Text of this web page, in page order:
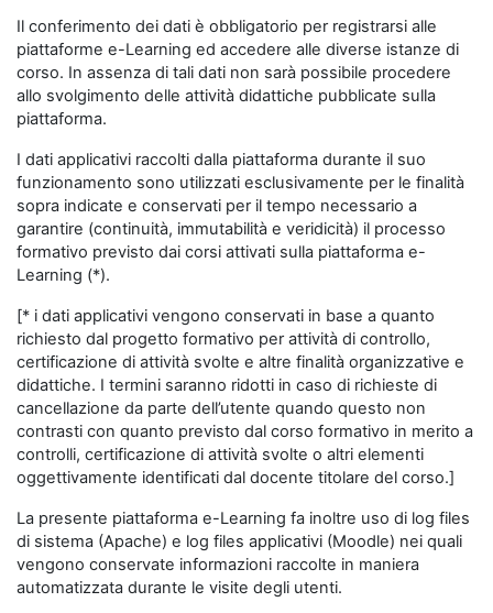
Il conferimento dei dati è obbligatorio per registrarsi alle
piattaforme e-Learning ed accedere alle diverse istanze di
corso. In assenza di tali dati non sarà possibile procedere
allo svolgimento delle attività didattiche pubblicate sulla
piattaforma.
I dati applicativi raccolti dalla piattaforma durante il suo
funzionamento sono utilizzati esclusivamente per le finalità
sopra indicate e conservati per il tempo necessario a
garantire (continuità, immutabilità e veridicità) il processo
formativo previsto dai corsi attivati sulla piattaforma e-
Learning (*).
[* i dati applicativi vengono conservati in base a quanto
richiesto dal progetto formativo per attività di controllo,
certificazione di attività svolte e altre finalità organizzative e
didattiche. I termini saranno ridotti in caso di richieste di
cancellazione da parte dell’utente quando questo non
contrasti con quanto previsto dal corso formativo in merito a
controlli, certificazione di attività svolte o altri elementi
oggettivamente identificati dal docente titolare del corso.]
La presente piattaforma e-Learning fa inoltre uso di log files
di sistema (Apache) e log files applicativi (Moodle) nei quali
vengono conservate informazioni raccolte in maniera
automatizzata durante le visite degli utenti.